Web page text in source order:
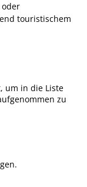
touristischem
um in die Liste
zu